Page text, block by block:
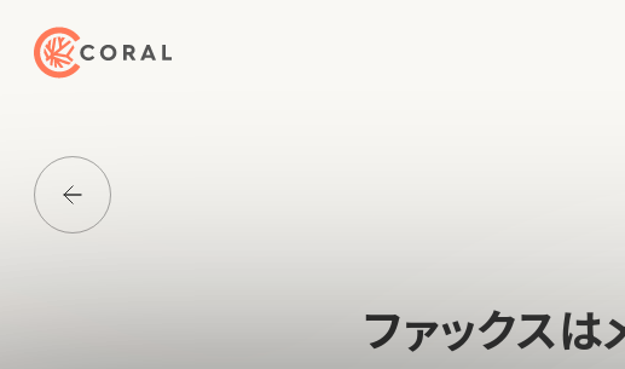
トップページへ戻る
Media一覧に戻る
ファックス